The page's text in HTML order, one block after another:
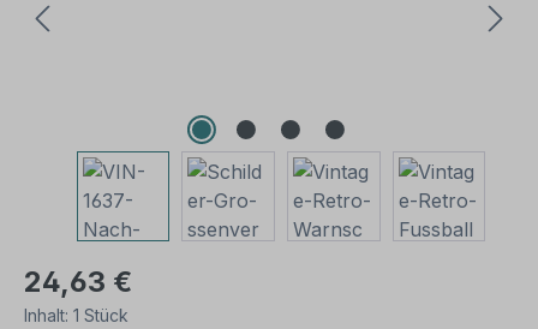
24,63 €
Inhalt: 1 Stück